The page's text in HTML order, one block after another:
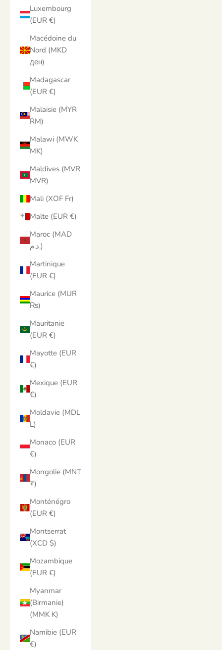
Luxembourg
(EUR €)
Macédoine du
Nord (MKD
ден)
Madagascar
(EUR €)
Malaisie (MYR
RM)
Malawi (MWK
MK)
Maldives (MVR
MVR)
Mali (XOF Fr)
Malte (EUR €)
Maroc (MAD
د.م.)
Martinique
(EUR €)
Maurice (MUR
₨)
Mauritanie
(EUR €)
Mayotte (EUR
€)
Mexique (EUR
€)
Moldavie (MDL
L)
Monaco (EUR
€)
Mongolie (MNT
₮)
Monténégro
(EUR €)
Montserrat
(XCD $)
Mozambique
(EUR €)
Myanmar
(Birmanie)
(MMK K)
Namibie (EUR
€)